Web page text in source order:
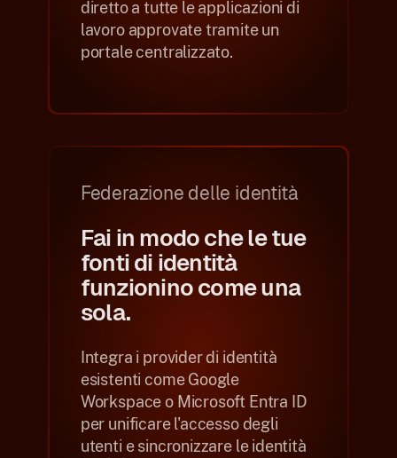
diretto a tutte le applicazioni di
lavoro approvate tramite un
portale centralizzato.
Federazione delle identità
Fai in modo che le tue
fonti di identità
funzionino come una
sola.
Integra i provider di identità
esistenti come Google
Workspace o Microsoft Entra ID
per unificare l'accesso degli
utenti e sincronizzare le identità